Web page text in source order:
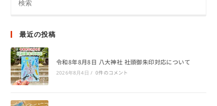
最近の投稿
令和8年8月8日 八大神社 社頭御朱印対応について
2026年8月4日 / 0件のコメント